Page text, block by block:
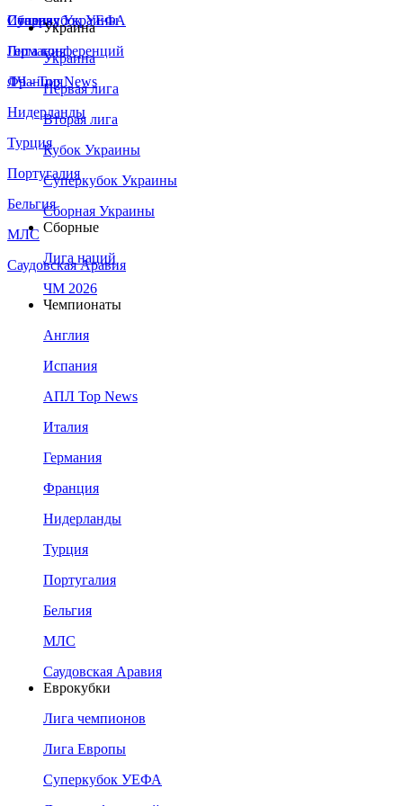
Сборная Украины
Италия
Германия
Франция
Нидерланды
Турция
Португалия
Бельгия
МЛС
Саудовская Аравия
Суперкубок УЕФА
Лига конференций
ЛЧ - Top News
Украина
Украина
Первая лига
Вторая лига
Кубок Украины
Суперкубок Украины
Сборная Украины
Сборные
Лига наций
ЧМ 2026
Чемпионаты
Англия
Испания
АПЛ Top News
Италия
Германия
Франция
Нидерланды
Турция
Португалия
Бельгия
МЛС
Саудовская Аравия
Еврокубки
Лига чемпионов
Лига Европы
Суперкубок УЕФА